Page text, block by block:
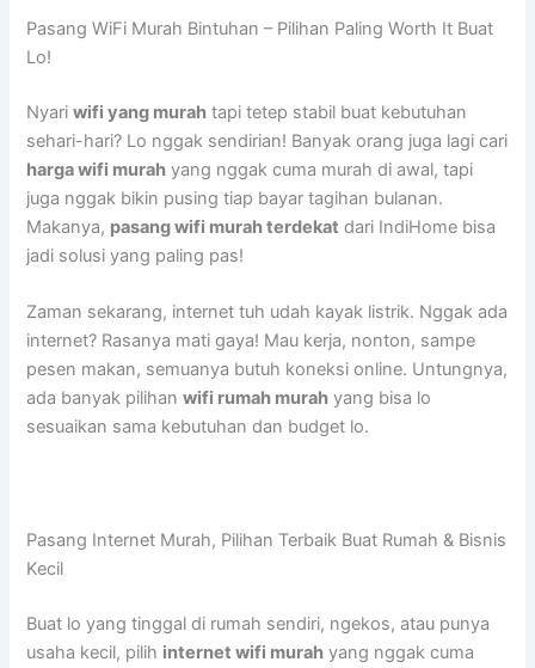
Pasang WiFi Murah Bintuhan – Pilihan Paling Worth It Buat
Lo!
Nyariwifi yang murah tapi tetep stabil buat kebutuhan
sehari-hari? Lo nggak sendirian! Banyak orang juga lagi cari
harga wifi murah yang nggak cuma murah di awal, tapi
juga nggak bikin pusing tiap bayar tagihan bulanan.
Makanya, pasang wifi murah terdekat dari IndiHome bisa
jadi solusi yang paling pas!
Zaman sekarang, internet tuh udah kayak listrik. Nggak ada
internet? Rasanya mati gaya! Mau kerja, nonton, sampe
pesen makan, semuanya butuh koneksi online. Untungnya,
ada banyak pilihanwifi rumah murah yang bisa lo
sesuaikan sama kebutuhan dan budget lo.
Pasang Internet Murah, Pilihan Terbaik Buat Rumah & Bisnis
Kecil
Buat lo yang tinggal di rumah sendiri, ngekos, atau punya
usaha kecil, pilih internet wifi murah yang nggak cuma